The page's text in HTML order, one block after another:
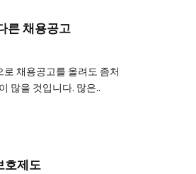
른 채용공고
채용공고를 올려도 좀처
많을 것입니다. 많은..
호제도